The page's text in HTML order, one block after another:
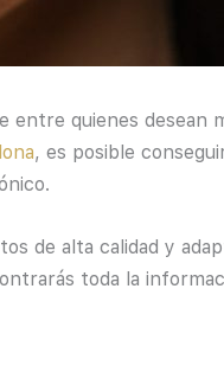
quienes desean
, es posible
de alta calidad y
toda la